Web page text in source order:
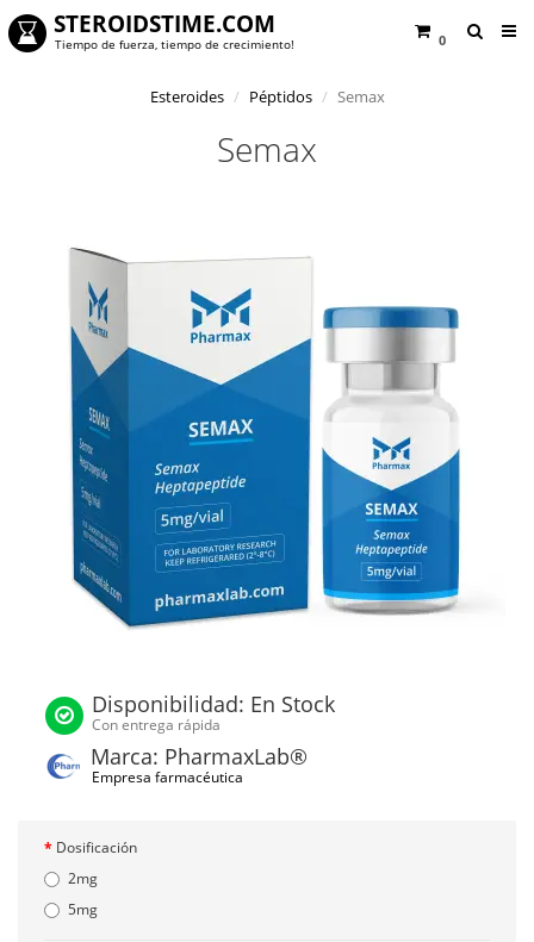
0
STEROIDSTIME.COM
Tiempo de fuerza, tiempo de crecimiento!
Esteroides Péptidos Semax
Semax
Disponibilidad: En Stock
Con entrega rápida
Marca: PharmaxLab®
Empresa farmacéutica
Dosificación
2mg
5mg